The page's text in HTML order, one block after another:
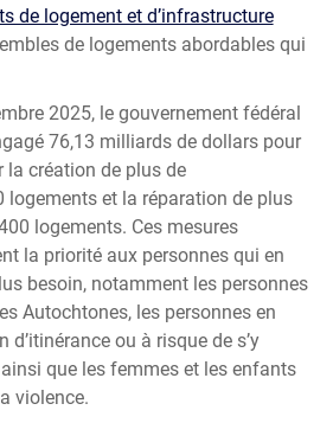
de logement et d’infrastructure
de logements abordables qui
2025, le gouvernement fédéral
76,13 milliards de dollars pour
la création de plus de
logements et la réparation de plus
logements. Ces mesures
la priorité aux personnes qui en
besoin, notamment les personnes
Autochtones, les personnes en
d’itinérance ou à risque de s’y
que les femmes et les enfants
violence.